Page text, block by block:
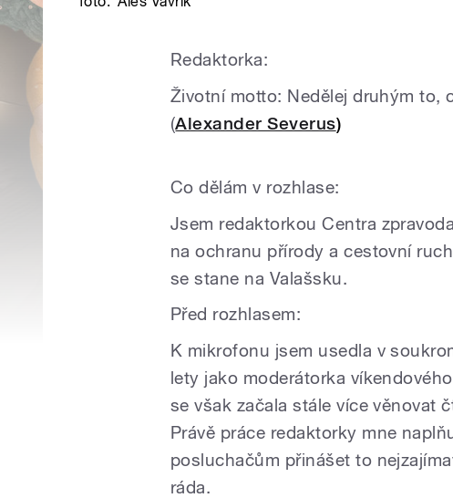
Redaktorka:
Životní motto: Nedělej druhým to,
(Alexander Severus)
Co dělám v rozhlase:
Jsem redaktorkou Centra
na ochranu přírody a cestovní
se stane na Valašsku.
Před rozhlasem:
K mikrofonu jsem usedla v
lety jako moderátorka
se však začala stále více věnovat
Právě práce redaktorky mne
posluchačům přinášet to
ráda.